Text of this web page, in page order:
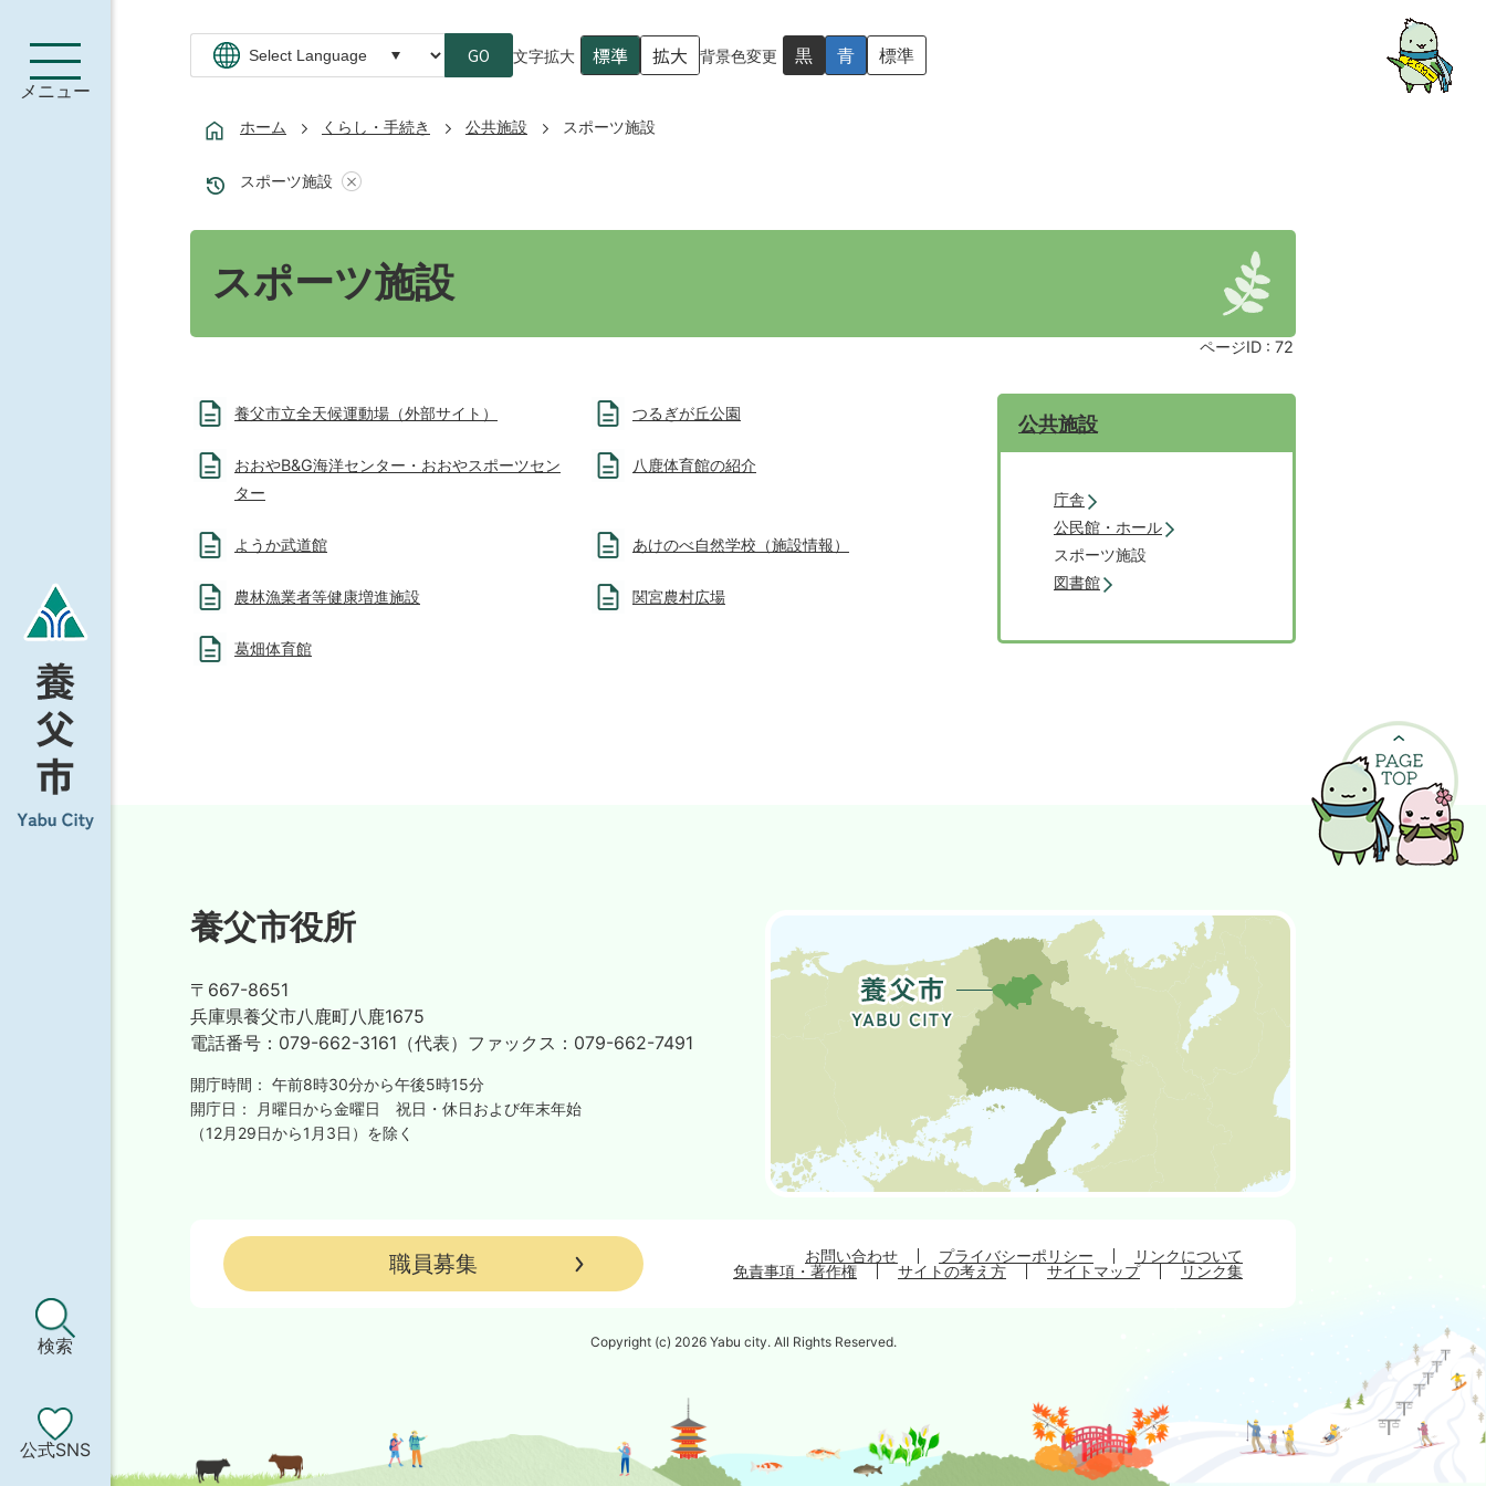
メニュー
検索
公式SNS
GO 文字拡大 標準 拡大 背景色変更 黒 青 標準
ホーム くらし・手続き 公共施設 スポーツ施設
スポーツ施設
スポーツ施設
ページID : 72
養父市立全天候運動場（外部サイト） つるぎが丘公園
おおやB&G海洋センター・おおやスポーツセン
ター
八鹿体育館の紹介
ようか武道館 あけのべ自然学校（施設情報）
農林漁業者等健康増進施設 関宮農村広場
葛畑体育館
公共施設
庁舎
公民館・ホール
スポーツ施設
図書館
養父市役所
〒667-8651
兵庫県養父市八鹿町八鹿1675
電話番号： 079-662-3161（代表） ファックス： 079-662-7491
開庁時間： 午前8時30分から午後5時15分
開庁日：
月曜日から金曜日
祝日・休日および年末年始
（12月29日から1月3日）を除く
職員募集 お問い合わせ プライバシーポリシー
リンクについて
免責事項・著作権
サイトの考え方 サイトマップ リンク集
Copyright (c) 2026 Yabu city. All Rights Reserved.